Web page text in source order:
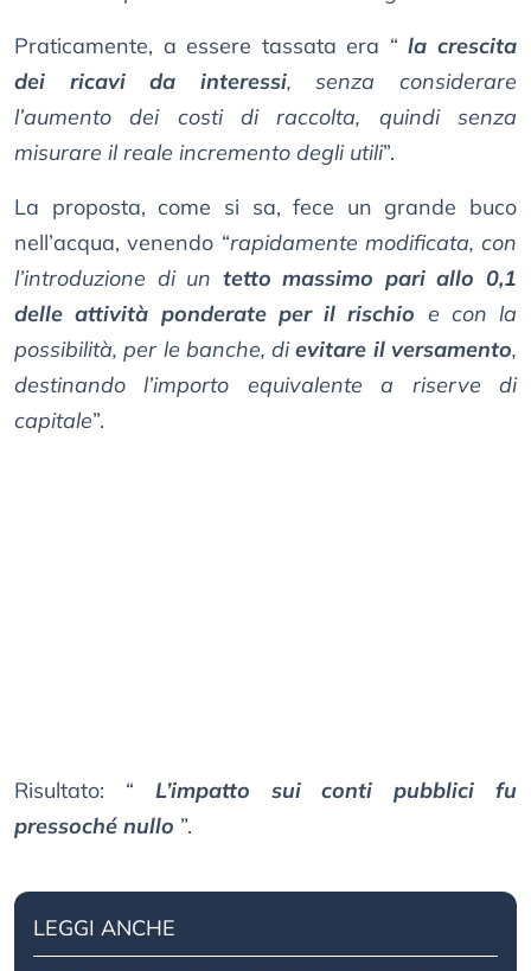
Praticamente, a essere tassata era “ la crescita
dei ricavi da interessi, senza considerare
l’aumento dei costi di raccolta, quindi senza
misurare il reale incremento degli utili”.
La proposta, come si sa, fece un grande buco
nell’acqua, venendo “rapidamente modificata, con
l’introduzione di un tetto massimo pari allo 0,1
delle attività ponderate per il rischio e con la
possibilità, per le banche, dievitare il versamento,
destinando l’importo equivalente a riserve di
capitale”.
Risultato: “
L’impatto sui conti pubblici fu
pressoché nullo ”.
LEGGI ANCHE